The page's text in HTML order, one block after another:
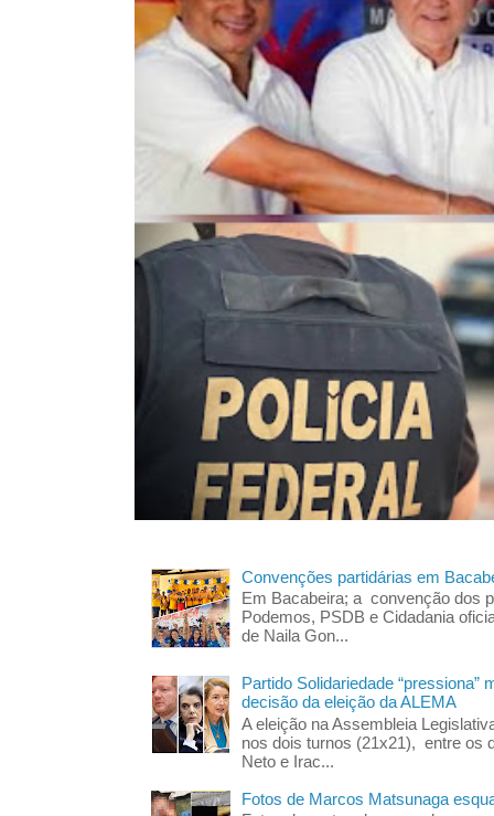
Convenções partidárias em
Em Bacabeira; a convenção dos
Podemos, PSDB e Cidadania
de Naila Gon...
Partido Solidariedade “pressiona”
decisão da eleição da ALEMA
A eleição na Assembleia
nos dois turnos (21x21), entre os
Neto e Irac...
Fotos de Marcos Matsunaga